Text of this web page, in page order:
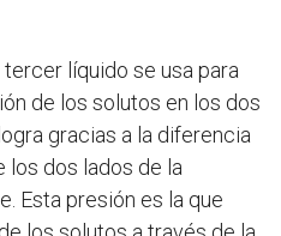
líquido se usa para
de los solutos en los dos
gracias a la diferencia
los dos lados de la
Esta presión es la que